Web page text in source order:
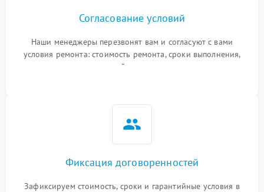
Согласование условий
Наши менеджеры перезвонят вам и согласуют с вами
условия ремонта: стоимость ремонта, сроки выполнения,
гарантийные условия
Фиксация договоренностей
Зафиксируем стоимость, сроки и гарантийные условия в